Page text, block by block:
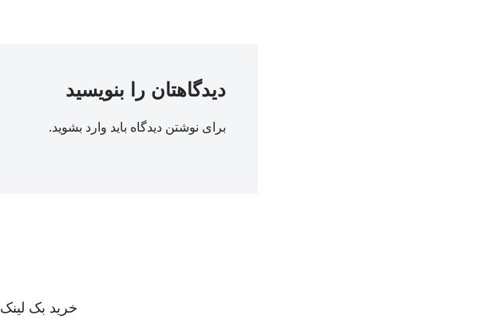
دیدگاهتان را بنویسید
برای نوشتن دیدگاه باید وارد بشوید.
خرید بک لینک